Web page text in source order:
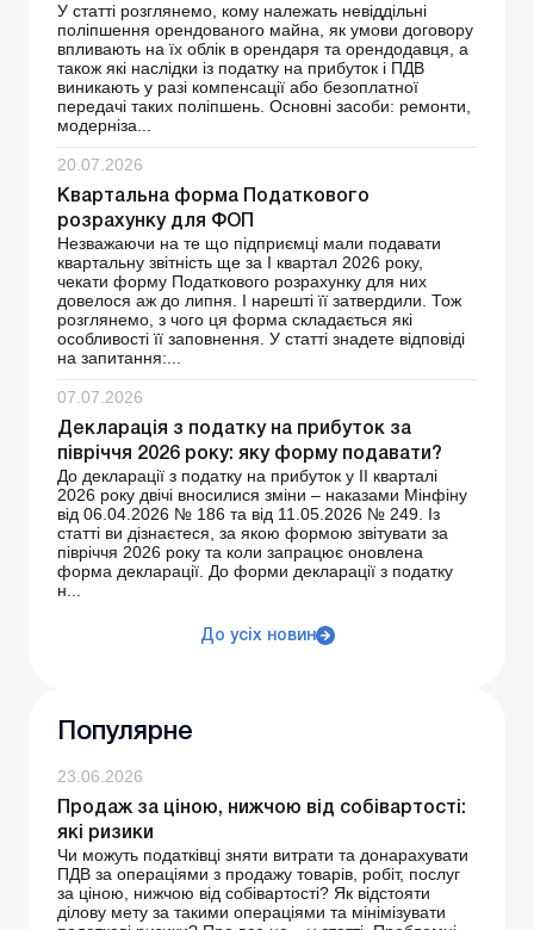
У статті розглянемо, кому належать невіддільні
поліпшення орендованого майна, як умови договору
впливають на їх облік в орендаря та орендодавця, а
також які наслідки із податку на прибуток і ПДВ
виникають у разі компенсації або безоплатної
передачі таких поліпшень. Основні засоби: ремонти,
модерніза...
20.07.2026
Квартальна форма Податкового
розрахунку для ФОП
Незважаючи на те що підприємці мали подавати
квартальну звітність ще за І квартал 2026 року,
чекати форму Податкового розрахунку для них
довелося аж до липня. І нарешті її затвердили. Тож
розглянемо, з чого ця форма складається які
особливості її заповнення. У статті знадете відповіді
на запитання:...
07.07.2026
Декларація з податку на прибуток за
півріччя 2026 року: яку форму подавати?
До декларації з податку на прибуток у ІІ кварталі
2026 року двічі вносилися зміни – наказами Мінфіну
від 06.04.2026 № 186 та від 11.05.2026 № 249. Із
статті ви дізнаєтеся, за якою формою звітувати за
півріччя 2026 року та коли запрацює оновлена
форма декларації. До форми декларації з податку
н...
До усіх новин
Популярне
23.06.2026
Продаж за ціною, нижчою від собівартості:
які ризики
Чи можуть податківці зняти витрати та донарахувати
ПДВ за операціями з продажу товарів, робіт, послуг
за ціною, нижчою від собівартості? Як відстояти
ділову мету за такими операціями та мінімізувати